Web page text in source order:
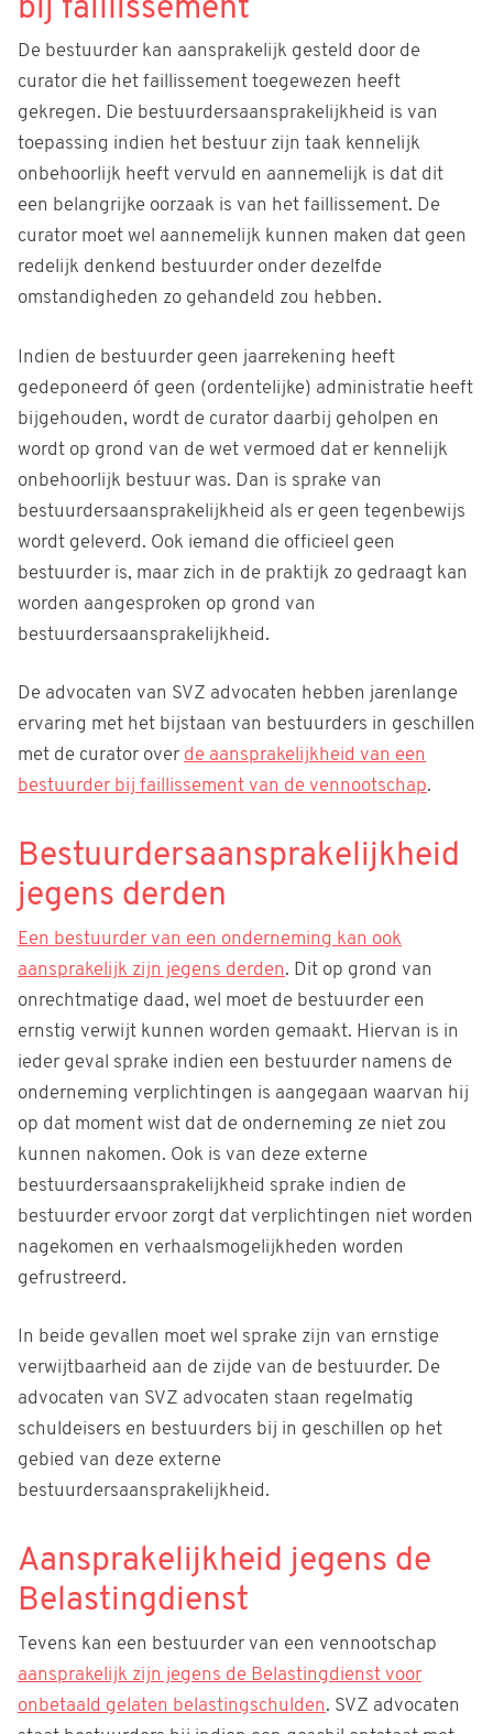
bij faillissement
De bestuurder kan aansprakelijk gesteld door de
curator die het faillissement toegewezen heeft
gekregen. Die bestuurdersaansprakelijkheid is van
toepassing indien het bestuur zijn taak kennelijk
onbehoorlijk heeft vervuld en aannemelijk is dat dit
een belangrijke oorzaak is van het faillissement. De
curator moet wel aannemelijk kunnen maken dat geen
redelijk denkend bestuurder onder dezelfde
omstandigheden zo gehandeld zou hebben.
Indien de bestuurder geen jaarrekening heeft
gedeponeerd óf geen (ordentelijke) administratie heeft
bijgehouden, wordt de curator daarbij geholpen en
wordt op grond van de wet vermoed dat er kennelijk
onbehoorlijk bestuur was. Dan is sprake van
bestuurdersaansprakelijkheid als er geen tegenbewijs
wordt geleverd. Ook iemand die officieel geen
bestuurder is, maar zich in de praktijk zo gedraagt kan
worden aangesproken op grond van
bestuurdersaansprakelijkheid.
De advocaten van SVZ advocaten hebben jarenlange
ervaring met het bijstaan van bestuurders in geschillen
met de curator over de aansprakelijkheid van een
bestuurder bij faillissement van de vennootschap.
Bestuurdersaansprakelijkheid
jegens derden
Een bestuurder van een onderneming kan ook
aansprakelijk zijn jegens derden. Dit op grond van
onrechtmatige daad, wel moet de bestuurder een
ernstig verwijt kunnen worden gemaakt. Hiervan is in
ieder geval sprake indien een bestuurder namens de
onderneming verplichtingen is aangegaan waarvan hij
op dat moment wist dat de onderneming ze niet zou
kunnen nakomen. Ook is van deze externe
bestuurdersaansprakelijkheid sprake indien de
bestuurder ervoor zorgt dat verplichtingen niet worden
nagekomen en verhaalsmogelijkheden worden
gefrustreerd.
In beide gevallen moet wel sprake zijn van ernstige
verwijtbaarheid aan de zijde van de bestuurder. De
advocaten van SVZ advocaten staan regelmatig
schuldeisers en bestuurders bij in geschillen op het
gebied van deze externe
bestuurdersaansprakelijkheid.
Aansprakelijkheid jegens de
Belastingdienst
Tevens kan een bestuurder van een vennootschap
aansprakelijk zijn jegens de Belastingdienst voor
onbetaald gelaten belastingschulden. SVZ advocaten